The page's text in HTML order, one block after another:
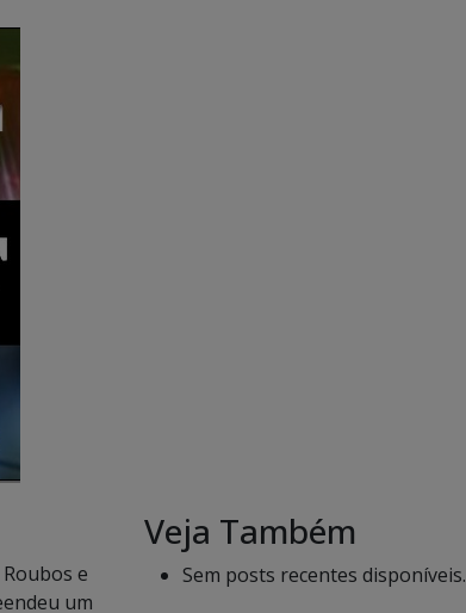
e
um
Veja Também
Sem posts recentes disponíveis.